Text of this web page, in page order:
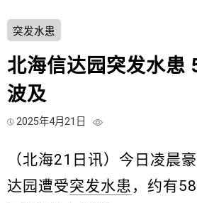
突发水患
北海信达园突发水患
波及
2025年4月21日
（北海21日讯）今日凌晨
达园遭受突发水患 ，约有